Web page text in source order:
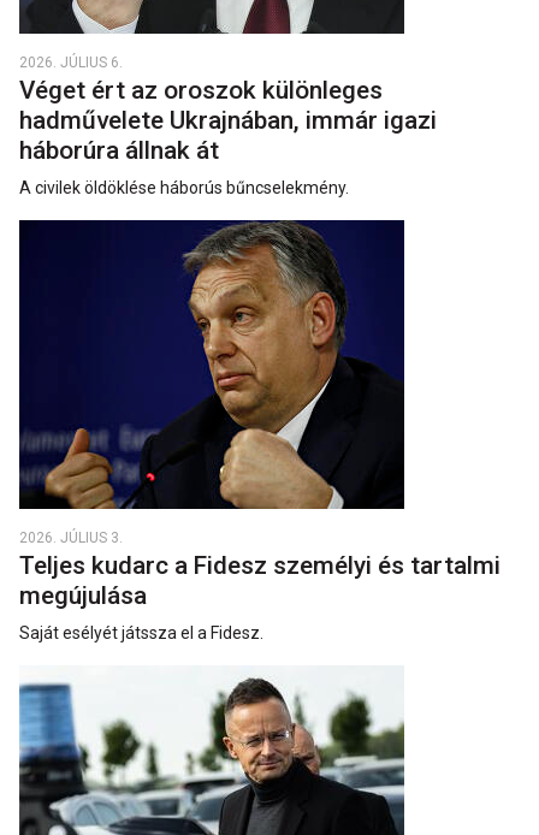
2026. JÚLIUS 6.
Véget ért az oroszok különleges
hadművelete Ukrajnában, immár igazi
háborúra állnak át
A civilek öldöklése háborús bűncselekmény.
2026. JÚLIUS 3.
Teljes kudarc a Fidesz személyi és tartalmi
megújulása
Saját esélyét játssza el a Fidesz.